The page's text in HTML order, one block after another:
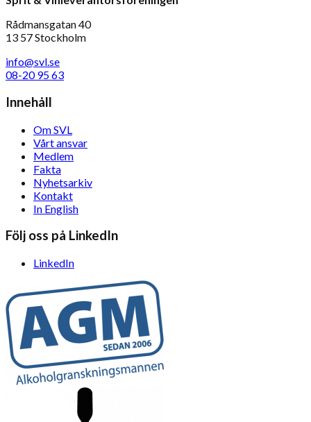
Rådmansgatan 40
13 57 Stockholm
info@svl.se
08-20 95 63
Innehåll
Om SVL
Vårt ansvar
Medlem
Fakta
Nyhetsarkiv
Kontakt
In English
Följ oss på LinkedIn
LinkedIn